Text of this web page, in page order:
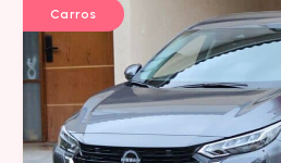
Carros